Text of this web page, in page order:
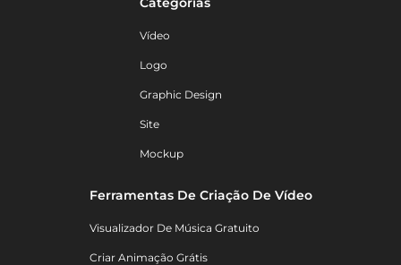
Vídeo
Logo
Graphic Design
Site
Mockup
Ferramentas De Criação De Vídeo
Visualizador De Música Gratuito
Criar Animação Grátis